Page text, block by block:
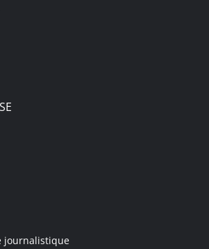
journalistique